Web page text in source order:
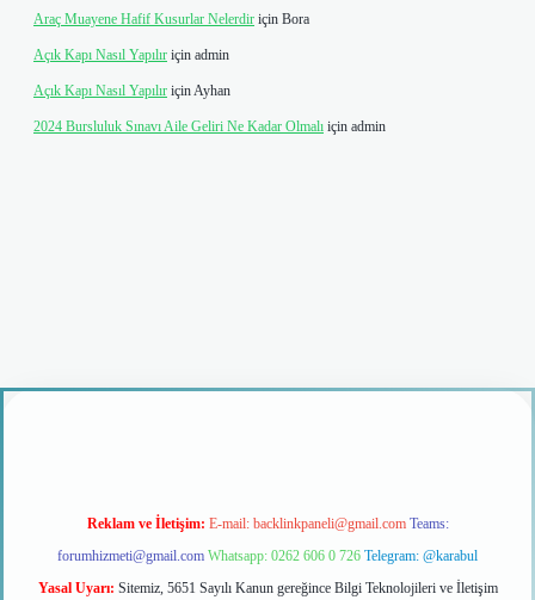
Araç Muayene Hafif Kusurlar Nelerdir için Bora
Açık Kapı Nasıl Yapılır için admin
Açık Kapı Nasıl Yapılır içinAyhan
2024 Bursluluk Sınavı Aile Geliri Ne Kadar Olmalı için admin
Reklam ve İletişim: E-mail: backlinkpaneli@gmail.com Teams:
forumhizmeti@gmail.com Whatsapp: 0262 606 0 726 Telegram: @karabul
Yasal Uyarı: Sitemiz, 5651 Sayılı Kanun gereğince Bilgi Teknolojileri ve İletişim